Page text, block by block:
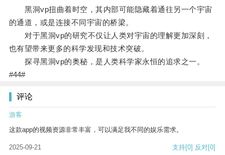
黑洞vp扭曲着时空，其内部可能隐藏着通往另一个宇宙
的通道，或是连接不同宇宙的桥梁。
对于黑洞vp的研究不仅让人类对宇宙的理解更加深刻，
也有望带来更多的科学发现和技术突破。
探寻黑洞vp的奥秘，是人类科学家永恒的追求之一。
#44#
评论
游客
这款app的视频资源非常丰富，可以满足我不同的娱乐需求。
2025-09-21 支持[0] 反对[0]